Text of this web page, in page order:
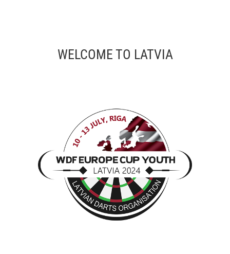
WELCOME TO LATVIA